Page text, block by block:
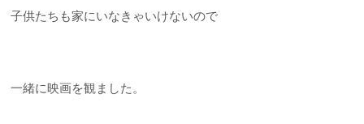
子供たちも家にいなきゃいけないので
一緒に映画を観ました。